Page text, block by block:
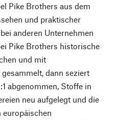
Pike Brothers aus dem
und praktischer
anderen Unternehmen
Pike Brothers historische
und mit
dann seziert
abgenommen, Stoffe in
neu aufgelegt und die